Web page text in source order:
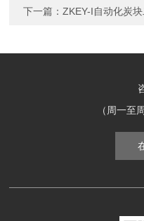
下一篇：ZKEY-I自动化炭
（周一至